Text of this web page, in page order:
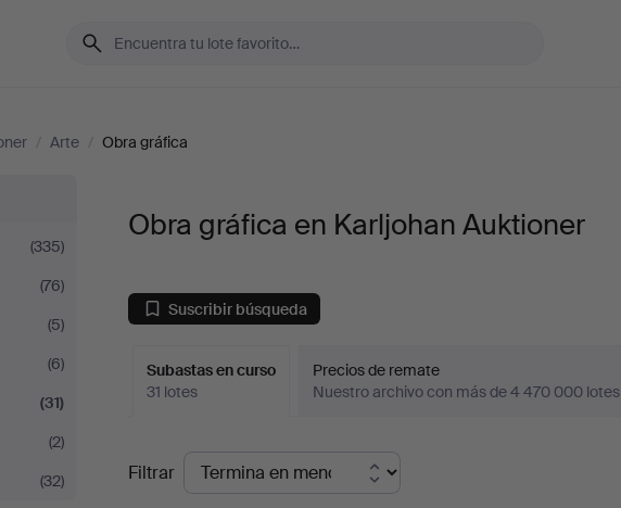
/ Arte / Obra gráfica
(335)
(76)
(5)
(6)
(31)
(2)
(32)
Obra gráfica en Karljohan Auktioner
Suscribir búsqueda
Subastas en curso
31 lotes
Precios de remate
Nuestro archivo con más de 4 470 000 lotes
Subastas
en
Filtrar